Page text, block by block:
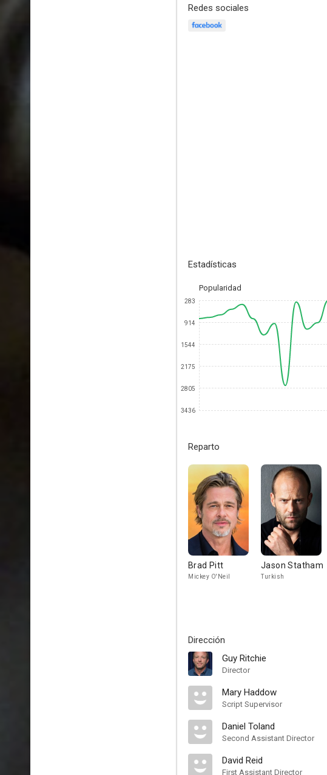
Redes sociales
Estadísticas
Popularidad
283
914
1544
2175
2805
3436
Reparto
Brad Pitt
Mickey O'Neil
Jason Statham
Turkish
Dirección
Guy Ritchie
Director
Mary Haddow
Script Supervisor
Daniel Toland
Second Assistant Director
David Reid
First Assistant Director